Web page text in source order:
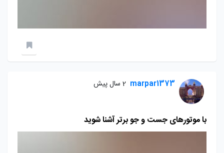
marpar1373 2 سال پیش
با موتورهای جست و جو برتر آشنا شوید